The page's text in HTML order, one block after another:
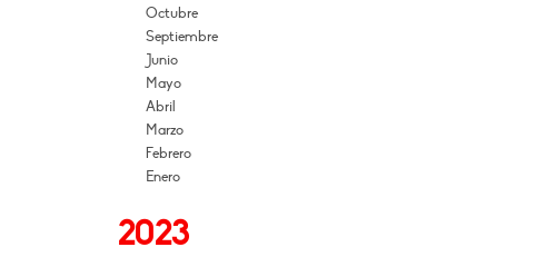
Octubre
Septiembre
Junio
Mayo
Abril
Marzo
Febrero
Enero
2023